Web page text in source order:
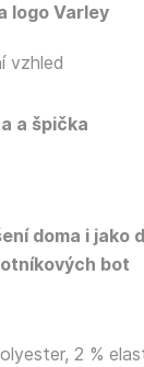
logo Varley
a špička
vzhled
doma i jako
bot
2 %